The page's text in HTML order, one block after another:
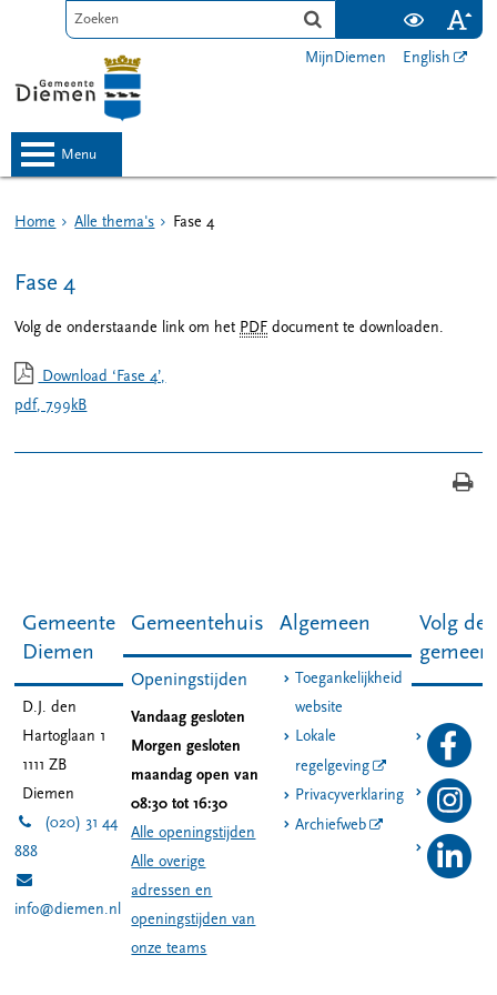
MijnDiemen English
menu
Home Alle thema's Fase 4
Fase 4
Volg de onderstaande link om hetPDF document te downloaden.
Download ‘Fase 4’,
pdf, 799kB
Gemeente
Diemen
D.J. den
Hartoglaan 1
1111 ZB
Diemen
(020) 31 44
888
info@diemen.nl
Gemeentehuis
Openingstijden
Vandaag gesloten
Morgen gesloten
maandag open van
08:30 tot 16:30
Alle openingstijden
Alle overige
adressen en
openingstijden van
onze teams
Algemeen
Toegankelijkheid
website
Lokale
regelgeving
Privacyverklaring
Archiefweb
Volg de